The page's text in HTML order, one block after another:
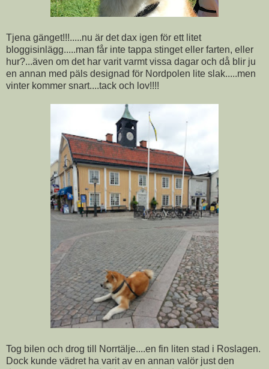
Tjena gänget!!!.....nu är det dax igen för ett litet
bloggisinlägg.....man får inte tappa stinget eller farten, eller
hur?...även om det har varit varmt vissa dagar och då blir ju
en annan med päls designad för Nordpolen lite slak.....men
vinter kommer snart....tack och lov!!!!
Tog bilen och drog till Norrtälje....en fin liten stad i Roslagen.
Dock kunde vädret ha varit av en annan valör just den